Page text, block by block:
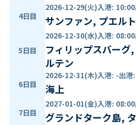
4日目
2026-12-29(火)入港: 10:00
サンファン, プエル
5日目
2026-12-30(水)入港: 08:00
フィリップスバーグ
ルテン
6日目
2026-12-31(木)入港: -出港:
海上
7日目
2027-01-01(金)入港: 08:00
グランドターク島,